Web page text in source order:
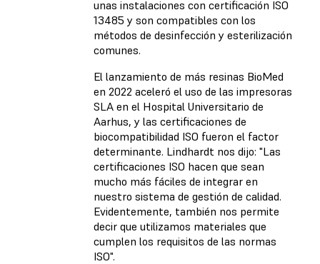
unas instalaciones con certificación ISO
13485 y son compatibles con los
métodos de desinfección y esterilización
comunes.
El lanzamiento de más resinas BioMed
en 2022 aceleró el uso de las impresoras
SLA en el Hospital Universitario de
Aarhus, y las certificaciones de
biocompatibilidad ISO fueron el factor
determinante. Lindhardt nos dijo: "Las
certificaciones ISO hacen que sean
mucho más fáciles de integrar en
nuestro sistema de gestión de calidad.
Evidentemente, también nos permite
decir que utilizamos materiales que
cumplen los requisitos de las normas
ISO".